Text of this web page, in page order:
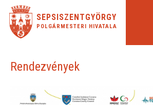
SEPSISZENTGYÖRGY
POLGÁRMESTERI HIVATALA
Rendezvények